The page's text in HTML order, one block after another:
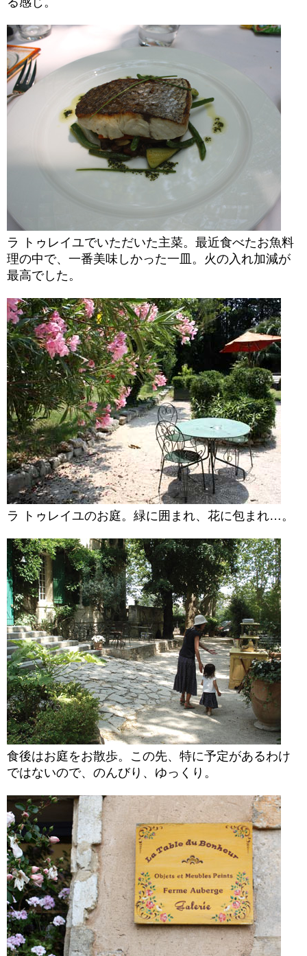
ラ トゥレイユでいただいた主菜。最近食べたお魚料
理の中で、一番美味しかった一皿。火の入れ加減が
最高でした。
ラ トゥレイユのお庭。緑に囲まれ、花に包まれ…。
食後はお庭をお散歩。この先、特に予定があるわけ
ではないので、のんびり、ゆっくり。